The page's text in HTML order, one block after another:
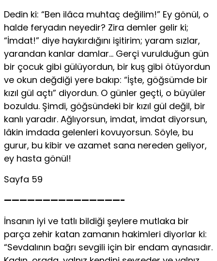
Dedin ki: “Ben ilâca muhtaç değilim!” Ey gönül, o
halde feryadın neyedir? Zira demler gelir ki;
“İmdat!” diye haykırdığını işitirim; yaram sızlar,
yarandan kanlar damlar… Gerçi vurulduğun gün
bir çocuk gibi gülüyordun, bir kuş gibi ötüyordun
ve okun değdiği yere bakıp: “İşte, göğsümde bir
kızıl gül açtı” diyordun. O günler geçti, o büyüler
bozuldu. Şimdi, göğsündeki bir kızıl gül değil, bir
kanlı yaradır. Ağlıyorsun, imdat, imdat diyorsun,
lâkin imdada gelenleri kovuyorsun. Söyle, bu
gurur, bu kibir ve azamet sana nereden geliyor,
ey hasta gönül!
Sayfa 59
———————————————-
İnsanın iyi ve tatlı bildiği şeylere mutlaka bir
parça zehir katan zamanın hakimleri diyorlar ki:
“Sevdalının bağrı sevgili için bir endam aynasıdır.